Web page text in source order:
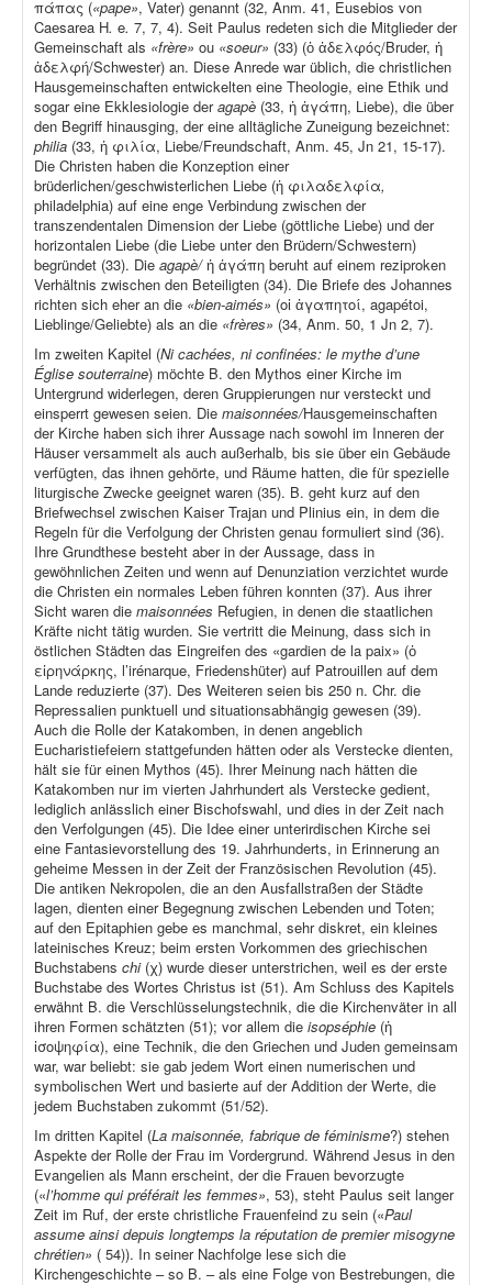
πάπας («pape», Vater) genannt (32, Anm. 41, Eusebios von
Caesarea H. e. 7, 7, 4). Seit Paulus redeten sich die Mitglieder der
Gemeinschaft als «frère» ou «soeur» (33) (ὁ ἀδελφός/Bruder, ἡ
ἀδελφή/Schwester) an. Diese Anrede war üblich, die christlichen
Hausgemeinschaften entwickelten eine Theologie, eine Ethik und
sogar eine Ekklesiologie deragapè (33, ἡ ἀγάπη, Liebe), die über
den Begriff hinausging, der eine alltägliche Zuneigung bezeichnet:
philia (33, ἡ φιλία, Liebe/Freundschaft, Anm. 45, Jn 21, 15-17).
Die Christen haben die Konzeption einer
brüderlichen/geschwisterlichen Liebe (ἡ φιλαδελφία,
philadelphia) auf eine enge Verbindung zwischen der
transzendentalen Dimension der Liebe (göttliche Liebe) und der
horizontalen Liebe (die Liebe unter den Brüdern/Schwestern)
begründet (33). Die agapè/ἡ ἀγάπη beruht auf einem reziproken
Verhältnis zwischen den Beteiligten (34). Die Briefe des Johannes
richten sich eher an die «bien-aimés» (οἱ ἀγαπητοί, agapétoi,
Lieblinge/Geliebte) als an die «frères» (34, Anm. 50, 1 Jn 2, 7).
Im zweiten Kapitel (Ni cachées, ni confinées: le mythe d’une
Église souterraine) möchte B. den Mythos einer Kirche im
Untergrund widerlegen, deren Gruppierungen nur versteckt und
einsperrt gewesen seien. Die maisonnées/Hausgemeinschaften
der Kirche haben sich ihrer Aussage nach sowohl im Inneren der
Häuser versammelt als auch außerhalb, bis sie über ein Gebäude
verfügten, das ihnen gehörte, und Räume hatten, die für spezielle
liturgische Zwecke geeignet waren (35). B. geht kurz auf den
Briefwechsel zwischen Kaiser Trajan und Plinius ein, in dem die
Regeln für die Verfolgung der Christen genau formuliert sind (36).
Ihre Grundthese besteht aber in der Aussage, dass in
gewöhnlichen Zeiten und wenn auf Denunziation verzichtet wurde
die Christen ein normales Leben führen konnten (37). Aus ihrer
Sicht waren die maisonnées Refugien, in denen die staatlichen
Kräfte nicht tätig wurden. Sie vertritt die Meinung, dass sich in
östlichen Städten das Eingreifen des «gardien de la paix» (ὁ
εἰρηνάρκης, l’irénarque, Friedenshüter) auf Patrouillen auf dem
Lande reduzierte (37). Des Weiteren seien bis 250 n. Chr. die
Repressalien punktuell und situationsabhängig gewesen (39).
Auch die Rolle der Katakomben, in denen angeblich
Eucharistiefeiern stattgefunden hätten oder als Verstecke dienten,
hält sie für einen Mythos (45). Ihrer Meinung nach hätten die
Katakomben nur im vierten Jahrhundert als Verstecke gedient,
lediglich anlässlich einer Bischofswahl, und dies in der Zeit nach
den Verfolgungen (45). Die Idee einer unterirdischen Kirche sei
eine Fantasievorstellung des 19. Jahrhunderts, in Erinnerung an
geheime Messen in der Zeit der Französischen Revolution (45).
Die antiken Nekropolen, die an den Ausfallstraßen der Städte
lagen, dienten einer Begegnung zwischen Lebenden und Toten;
auf den Epitaphien gebe es manchmal, sehr diskret, ein kleines
lateinisches Kreuz; beim ersten Vorkommen des griechischen
Buchstabens chi (χ) wurde dieser unterstrichen, weil es der erste
Buchstabe des Wortes Christus ist (51). Am Schluss des Kapitels
erwähnt B. die Verschlüsselungstechnik, die die Kirchenväter in all
ihren Formen schätzten (51); vor allem die isopséphie (ἡ
ἰσοψηφία), eine Technik, die den Griechen und Juden gemeinsam
war, war beliebt: sie gab jedem Wort einen numerischen und
symbolischen Wert und basierte auf der Addition der Werte, die
jedem Buchstaben zukommt (51/52).
Im dritten Kapitel (La maisonnée, fabrique de féminisme?) stehen
Aspekte der Rolle der Frau im Vordergrund. Während Jesus in den
Evangelien als Mann erscheint, der die Frauen bevorzugte
(«l’homme qui préférait les femmes», 53), steht Paulus seit langer
Zeit im Ruf, der erste christliche Frauenfeind zu sein («Paul
assume ainsi depuis longtemps la réputation de premier misogyne
chrétien» ( 54)). In seiner Nachfolge lese sich die
Kirchengeschichte – so B. – als eine Folge von Bestrebungen, die